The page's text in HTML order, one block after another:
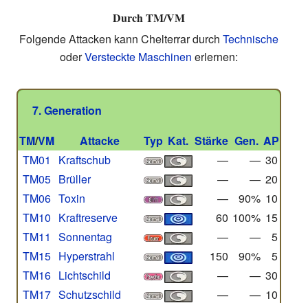
Durch TM/VM
Folgende Attacken kann Chelterrar durch Technische
oderVersteckte Maschinen erlernen:
7. Generation
TM/VM Attacke Typ Kat. Stärke Gen. AP
TM01
Kraftschub — — 30
TM05 Brüller — — 20
TM06 Toxin — 90% 10
TM10 Kraftreserve 60 100% 15
TM11
Sonnentag — —
5
TM15 Hyperstrahl 150 90%
5
TM16 Lichtschild — — 30
TM17 Schutzschild — — 10